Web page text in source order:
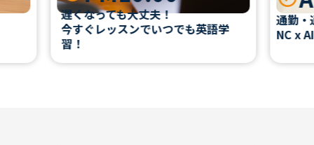
遅くなっても大丈夫！
今すぐレッスンでいつでも英語学
通勤・通学
NC x AIで単